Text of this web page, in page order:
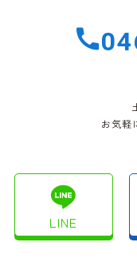
お気軽
LINE